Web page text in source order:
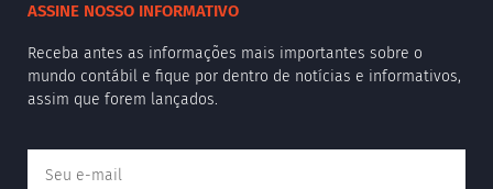
ASSINE NOSSO INFORMATIVO
Receba antes as informações mais importantes sobre o
mundo contábil e fique por dentro de notícias e informativos,
assim que forem lançados.